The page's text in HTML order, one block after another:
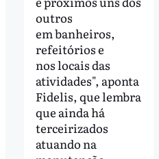
outros
em banheiros,
refeitórios e
nos locais das
atividades", aponta
Fidelis, que lembra
que ainda há
terceirizados
atuando na